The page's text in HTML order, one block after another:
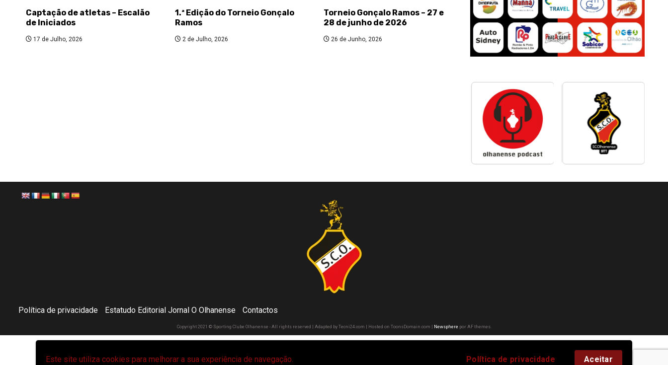
Este site utiliza cookies para melhorar a sua experiência de navegação. Política de privacidade Aceitar
Captação de atletas – Escalão
de Iniciados
17 de Julho, 2026
1.ª Edição do Torneio Gonçalo
Ramos
2 de Julho, 2026
Torneio Gonçalo Ramos – 27 e
28 de junho de 2026
26 de Junho, 2026
Política de privacidade Estatudo Editorial Jornal O Olhanense Contactos
Copyright 2021 © Sporting Clube Olhanense - All rights reserved | Adapted by Tecni24.com | Hosted on ToonsDomain.com Newsphere por AF themes.